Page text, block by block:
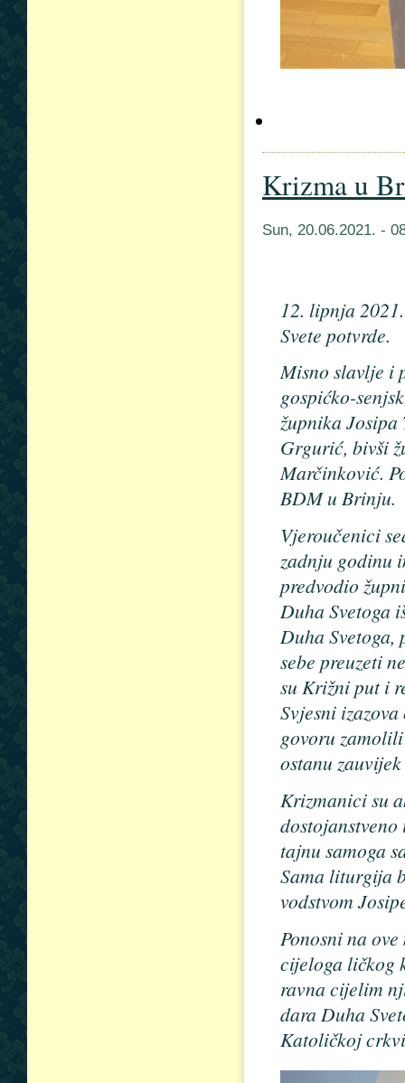
Krizma u
Sun, 20.06.2021. -
12. lipnja
Svete potvrde.
Misno slavlje i
gospićko-
župnika
Grgurić, bivši
Marčinković.
BDM u Brinju.
Vjeroučenici
zadnju godinu
predvodio
Duha Svetoga
Duha
sebe preuzeti
su Križni put i
Svjesni
govoru
ostanu
Krizmanici su
tajnu samoga
Sama liturgija
vodstvom
Ponosni na
cijeloga ličkog
ravna cijelim
dara Duha
Katoličkoj